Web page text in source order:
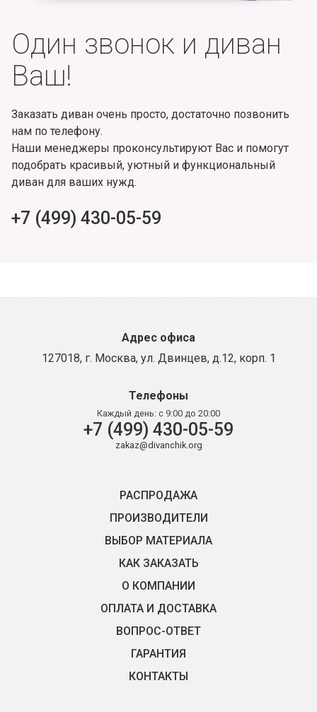
Один звонок и диван
Ваш!
Заказать диван очень просто, достаточно позвонить
нам по телефону.
Наши менеджеры проконсультируют Вас и помогут
подобрать красивый, уютный и функциональный
диван для ваших нужд.
+7 (499) 430-05-59
Адрес офиса
127018, г. Москва, ул. Двинцев, д.12, корп. 1
Телефоны
Каждый день: с 9:00 до 20:00
+7 (499) 430-05-59
zakaz@divanchik.org
РАСПРОДАЖА
ПРОИЗВОДИТЕЛИ
ВЫБОР МАТЕРИАЛА
КАК ЗАКАЗАТЬ
О КОМПАНИИ
ОПЛАТА И ДОСТАВКА
ВОПРОС-ОТВЕТ
ГАРАНТИЯ
КОНТАКТЫ